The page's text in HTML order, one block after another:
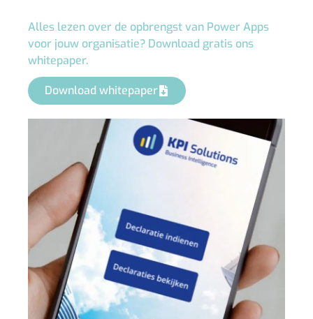
Alles lezen over de opbrengst van Power Apps
voor jouw organisatie? Download gratis ons
whitepaper.
Download whitepaper